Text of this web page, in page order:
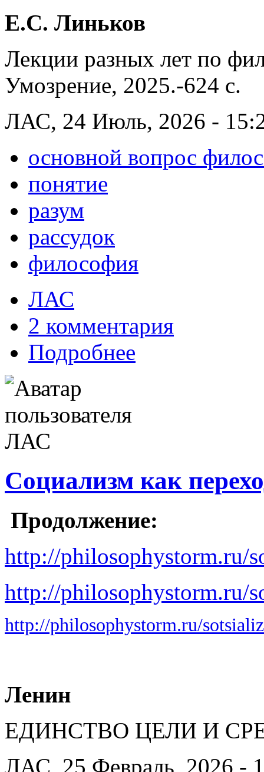
Е.С. Линьков
Лекции разных лет по
Умозрение, 2025.-624 с.
ЛАС, 24 Июль, 2026 -
основной вопрос
понятие
разум
рассудок
философия
ЛАС
2 комментария
Подробнее
Социализм как
Продолжение:
http://philosophystorm.ru/
http://philosophystorm.ru/
http://philosophystorm.ru/
Ленин
ЕДИНСТВО ЦЕЛИ И
ЛАС, 25 Февраль, 2026 -